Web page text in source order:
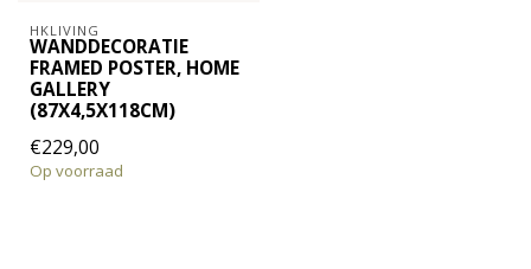
HKLIVING
WANDDECORATIE
FRAMED POSTER, HOME
GALLERY
(87X4,5X118CM)
€229,00
Op voorraad